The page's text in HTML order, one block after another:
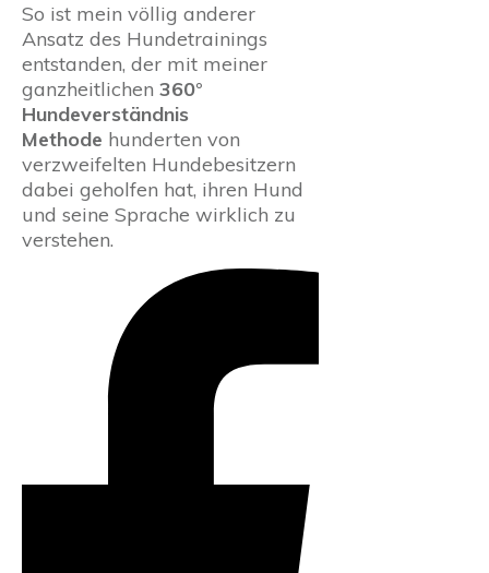
So ist mein völlig anderer
Ansatz des Hundetrainings
entstanden, der mit meiner
ganzheitlichen 360°
Hundeverständnis
Methode hunderten von
verzweifelten Hundebesitzern
dabei geholfen hat, ihren Hund
und seine Sprache wirklich zu
verstehen.